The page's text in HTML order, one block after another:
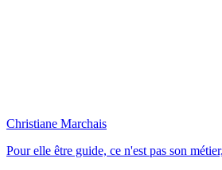
Christiane Marchais
Pour elle être guide, ce n'est pas son